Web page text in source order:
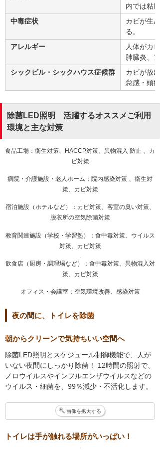
内では粘
中毒症状
カビが生
る。
アレルギー
人体がカ
肺臓炎、
シックビル・シックハウス症候群
カビが放
怠感・頭
除菌LED照明 活躍するオススメご利用
環境と主な対策
食品工場：衛生対策、HACCP対策、異物混入 防止 、カ
ビ対策
病院・介護施設・老人ホーム：院内感染対策 、衛生対
策、カビ対策
宿泊施設（ホテルなど）：カビ対策、客室の臭い対策、
脱衣所の空気除菌対策
教育関連施設（学校・学習塾）：食中毒対策、ウイルス
対策、カビ対策
飲食店（厨房・調理場など）：食中毒対策、異物混入対
策、カビ対策
オフィス・会議室：空気環境改善、感染対策
夜の間に、トイレを除菌
朝からクリーンで気持ちいい空間へ
除菌LED照明とスケジュール制御機能で、人が
いない夜間にしっかり除菌！ 12時間の照射で、
ノロウイルスやインフルエンザウイルスなどの
ウイルス・細菌を、99％減少・不活化します。
画像を拡大する
トイレは手が触れる場所がいっぱい！